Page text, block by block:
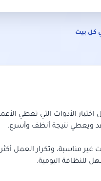
كل بيت
الأدوات التي تغطي
ويعطي نتيجة أنظف وأسرع.
غير مناسبة، وتكرار العمل
للنظافة اليومية.